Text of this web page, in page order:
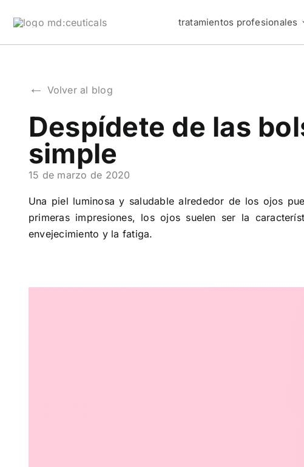
tratamientos profesionales
← Volver al blog
Despídete de las
simple
15 de marzo de 2020
Una piel luminosa y saludable alrededor de los ojos
primeras impresiones, los ojos suelen ser la
envejecimiento y la fatiga.